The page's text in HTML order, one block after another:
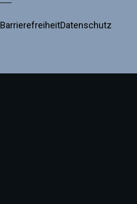
BarrierefreiheitDatenschutz